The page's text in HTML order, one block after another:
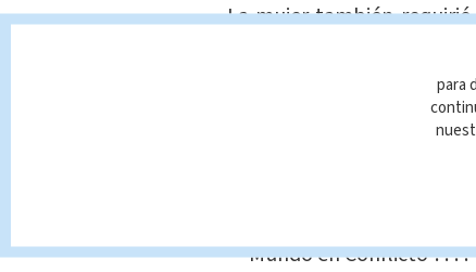
La mujer también
???????? | En Buenos
plena calle cuando
estuvo a punto de matar
— Mundo en Conflicto
para